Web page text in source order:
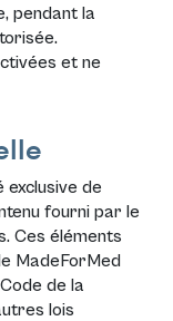
pendant la
et ne
exclusive de
fourni par le
Ces éléments
MadeForMed
de la
lois